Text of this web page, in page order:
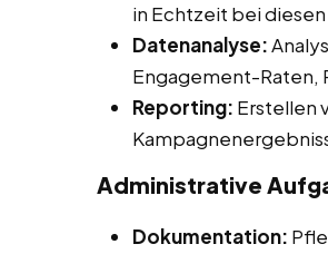
in Echtzeit bei
Datenanalyse:
Engagement-Raten,
Reporting: Erstellen
Administrative
Dokumentation: